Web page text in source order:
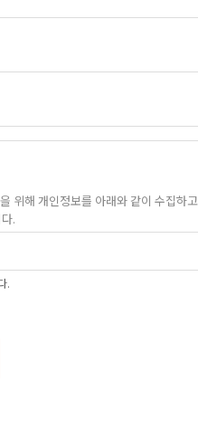
위해 개인정보를 아래와 같이 수집하
.
집하고 있습니다.
.